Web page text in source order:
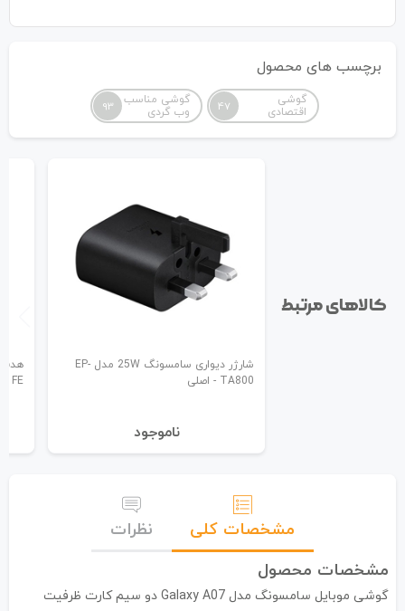
برچسب های محصول
گوشی
اقتصادی
47
گوشی مناسب
وب گردی
93
کالاهای مرتبط
شارژر دیواری سامسونگ 25W مدل EP-
TA800 - اصلی
نا‌موجود
FE
مشخصات کلی
نظرات
مشخصات محصول
گوشی موبایل سامسونگ مدل Galaxy A07 دو سیم کارت ظرفیت